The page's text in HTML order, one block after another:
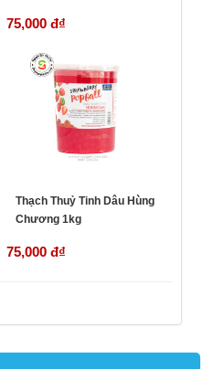
75,000 đ₫
Thạch Thuỷ Tinh Dâu Hùng
Chương 1kg
75,000 đ₫